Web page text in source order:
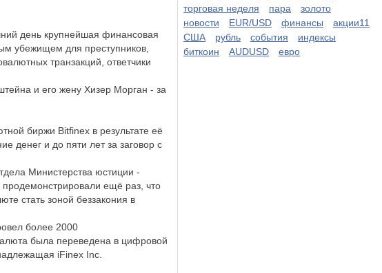
день крупнейшая финансовая
убежищем для преступников,
транзакций, ответчики
и его жену Хизер Морган - за
биржи Bitfinex в результате её
денег и до пяти лет за заговор с
Министерства юстиции -
ещё раз, что
стать зоной беззакония в
более 2000
была переведена в цифровой
iFinex Inc.
торговая неделя
пара
золото
новости
EUR/USD финансы
акции11
США
рубль события
индексы
биткоин
AUDUSD евро